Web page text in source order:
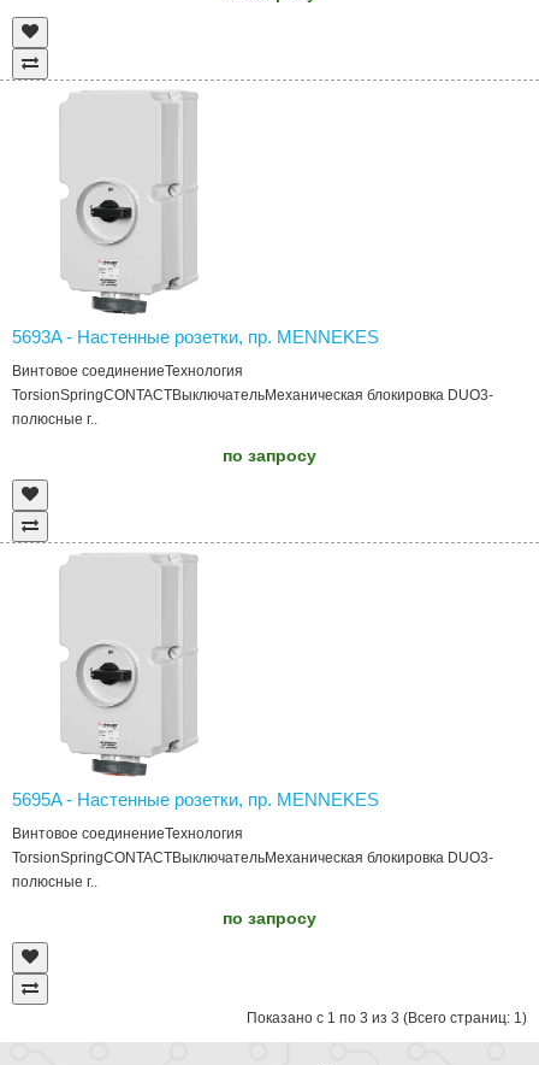
5693A - Настенные розетки, пр. MENNEKES
Винтовое соединениеТехнология
TorsionSpringCONTACTВыключательМеханическая блокировка DUO3-
полюсные г..
по запросу
5695A - Настенные розетки, пр. MENNEKES
Винтовое соединениеТехнология
TorsionSpringCONTACTВыключательМеханическая блокировка DUO3-
полюсные г..
по запросу
Показано с 1 по 3 из 3 (Всего страниц: 1)